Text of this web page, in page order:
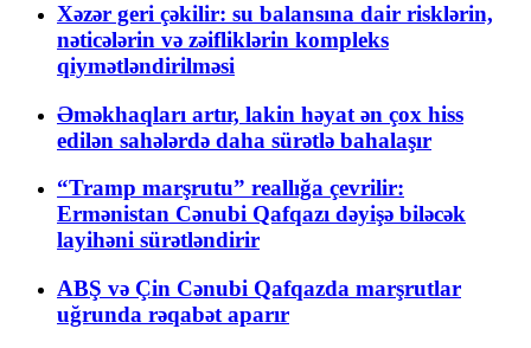
Xəzər geri çəkilir: su balansına dair risklərin,
nəticələrin və zəifliklərin kompleks
qiymətləndirilməsi
Əməkhaqları artır, lakin həyat ən çox hiss
edilən sahələrdə daha sürətlə bahalaşır
“Tramp marşrutu” reallığa çevrilir:
Ermənistan Cənubi Qafqazı dəyişə biləcək
layihəni sürətləndirir
ABŞ və Çin Cənubi Qafqazda marşrutlar
uğrunda rəqabət aparır